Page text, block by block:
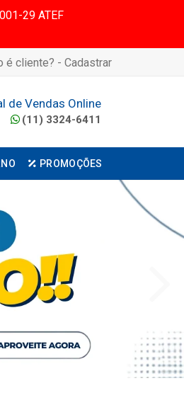
29 ATEF
é cliente? - Cadastrar
de Vendas Online
(11) 3324-6411
PROMOÇÕES